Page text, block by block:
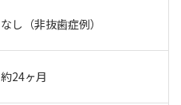
なし（非抜歯症例）
約24ヶ月